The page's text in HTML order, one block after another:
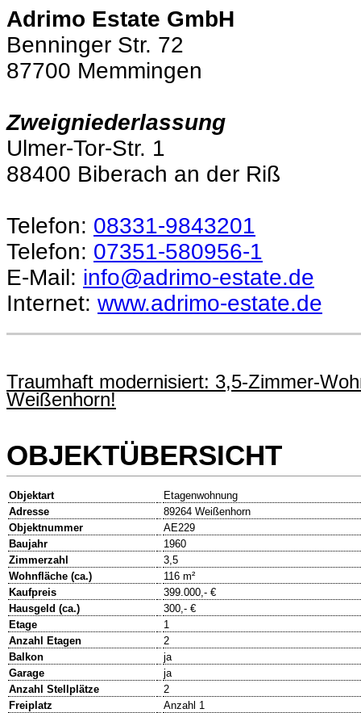
Adrimo Estate GmbH
Benninger Str. 72
87700 Memmingen
Zweigniederlassung
Ulmer-Tor-Str. 1
88400 Biberach an der Riß
Telefon: 08331-9843201
Telefon: 07351-580956-1
E-Mail: info@adrimo-estate.de
Internet: www.adrimo-estate.de
Traumhaft modernisiert: 3,5-Zimmer-
Weißenhorn!
OBJEKTÜBERSICHT
Objektart
Etagenwohnung
Adresse
89264 Weißenhorn
Objektnummer
AE229
Baujahr
1960
Zimmerzahl
3,5
Wohnfläche (ca.)
116 m²
Kaufpreis
399.000,- €
Hausgeld (ca.)
300,- €
Etage
1
Anzahl Etagen
2
Balkon
ja
Garage
ja
Anzahl Stellplätze
2
Freiplatz
Anzahl 1